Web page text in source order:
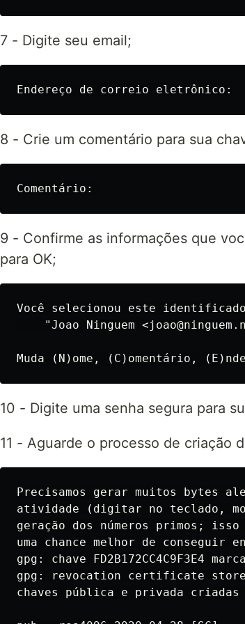
7 - Digite seu email;
8 - Crie um comentário para sua
9 - Confirme as informações que
para OK;
Você selecionou este
"Joao Ninguem
10 - Digite uma senha segura para
11 - Aguarde o processo de criação
Precisamos gerar muitos bytes
atividade (digitar no teclado,
geração dos números primos;
uma chance melhor de conseguir
gpg: chave FD2B172CC4C9F3E4
gpg: revocation certificate stored as
chaves pública e privada criadas